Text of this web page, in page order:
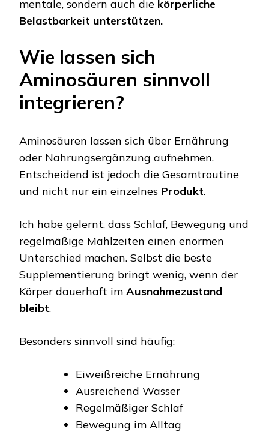
mentale, sondern auch die körperliche
Belastbarkeit unterstützen.
Wie lassen sich
Aminosäuren sinnvoll
integrieren?
Aminosäuren lassen sich über Ernährung
oder Nahrungsergänzung aufnehmen.
Entscheidend ist jedoch die Gesamtroutine
und nicht nur ein einzelnes Produkt.
Ich habe gelernt, dass Schlaf, Bewegung und
regelmäßige Mahlzeiten einen enormen
Unterschied machen. Selbst die beste
Supplementierung bringt wenig, wenn der
Körper dauerhaft im Ausnahmezustand
bleibt.
Besonders sinnvoll sind häufig:
Eiweißreiche Ernährung
Ausreichend Wasser
Regelmäßiger Schlaf
Bewegung im Alltag